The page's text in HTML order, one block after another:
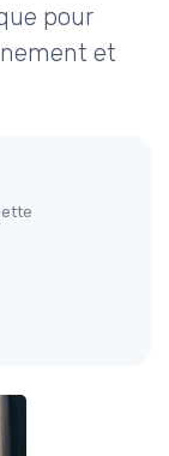
pour
et